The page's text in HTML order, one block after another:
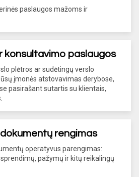
paslaugos mažoms ir
konsultavimo paslaugos
plėtros ar sudėtingų verslo
įmonės atstovavimas derybose,
pasirašant sutartis su klientais,
rengimas
operatyvus parengimas:
pažymų ir kitų reikalingų